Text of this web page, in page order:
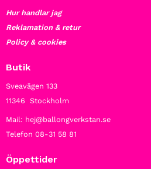
Hur handlar jag
Reklamation & retur
Policy & cookies
Butik
Sveavägen 133
11346 Stockholm
Mail: hej@ballongverkstan.se
Telefon 08-31 58 81
Öppettider